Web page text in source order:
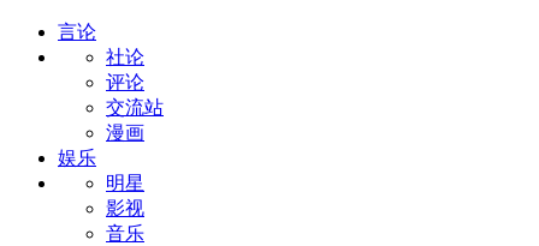
言论
社论
评论
交流站
漫画
娱乐
明星
影视
音乐